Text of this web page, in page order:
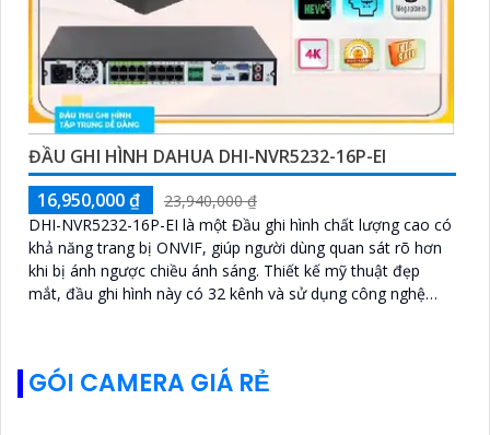
ĐẦU GHI HÌNH DAHUA DHI-NVR5232-16P-EI
16,950,000 ₫
23,940,000 ₫
DHI-NVR5232-16P-EI là một Đầu ghi hình chất lượng cao có
khả năng trang bị ONVIF, giúp người dùng quan sát rõ hơn
khi bị ánh ngược chiều ánh sáng. Thiết kế mỹ thuật đẹp
mắt, đầu ghi hình này có 32 kênh và sử dụng công nghệ
GÓI CAMERA GIÁ RẺ